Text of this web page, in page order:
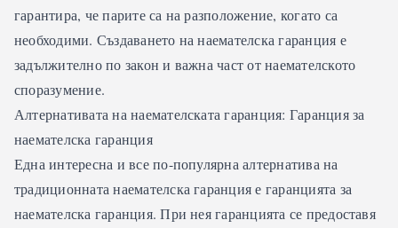
гарантира, че парите са на разположение, когато са
необходими. Създаването на наемателска гаранция е
задължително по закон и важна част от наемателското
споразумение.
Алтернативата на наемателската гаранция: Гаранция за
наемателска гаранция
Една интересна и все по-популярна алтернатива на
традиционната наемателска гаранция е гаранцията за
наемателска гаранция. При нея гаранцията се предоставя